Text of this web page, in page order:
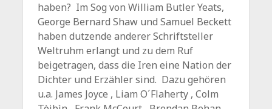
haben? Im Sog von William Butler Yeats,
George Bernard Shaw und Samuel Beckett
haben dutzende anderer Schriftsteller
Weltruhm erlangt und zu dem Ruf
beigetragen, dass die Iren eine Nation der
Dichter und Erzähler sind. Dazu gehören
u.a. James Joyce , Liam O´Flaherty , Colm